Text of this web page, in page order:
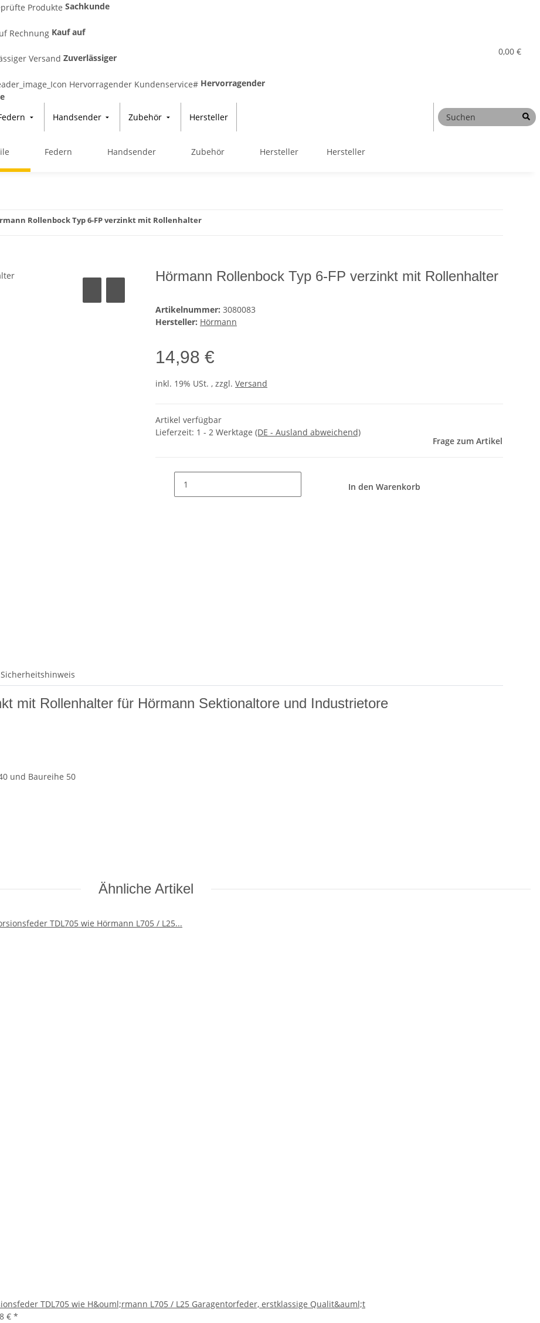
Sachkunde
Kauf auf
Zuverlässiger
Hervorragender
0,00 €
Handsender Zubehör Hersteller
Federn Handsender Zubehör Hersteller Hersteller
Rollenbock Typ 6-FP verzinkt mit Rollenhalter
Hörmann Rollenbock Typ 6-FP verzinkt mit Rollenhalter
Artikelnummer: 3080083
Hersteller: Hörmann
14,98 €
inkl. 19% USt. , zzgl. Versand
Artikel verfügbar
Lieferzeit: 1 - 2 Werktage (DE - Ausland abweichend)
Frage zum Artikel
In den Warenkorb
Sicherheitshinweis
mit Rollenhalter für Hörmann Sektionaltore und Industrietore
und Baureihe 50
Ähnliche Artikel
TDL705 wie H&ouml;rmann L705 / L25 Garagentorfeder, erstklassige Qualit&auml;t
€ *